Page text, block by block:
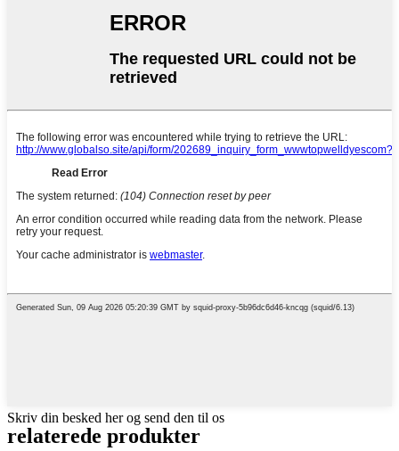
Skriv din besked her og send den til os
relaterede produkter